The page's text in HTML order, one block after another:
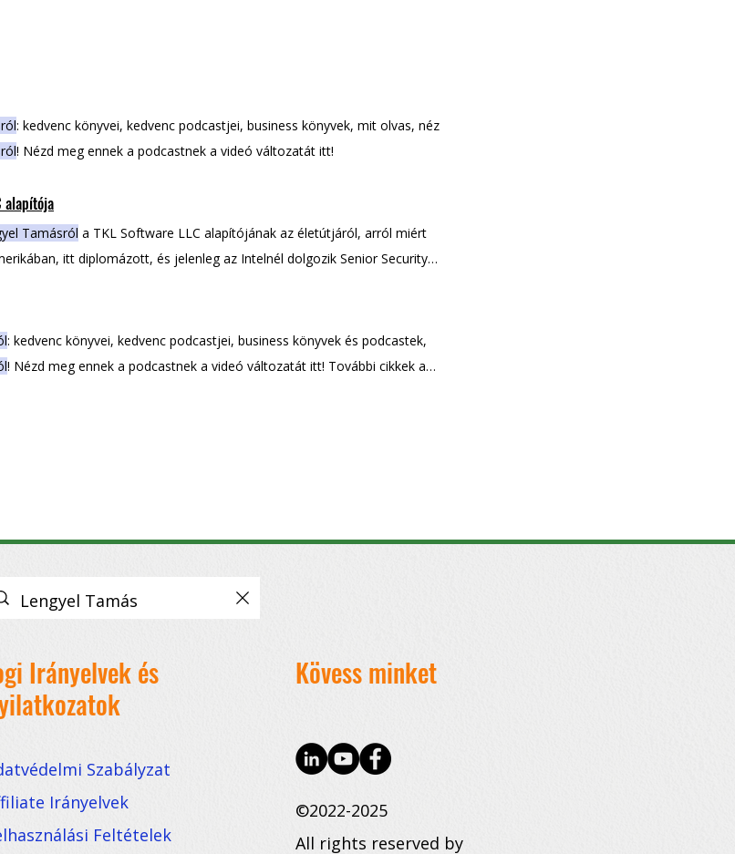
: kedvenc könyvei, kedvenc podcastjei, business könyvek, mit olvas, néz
! Nézd meg ennek a podcastnek a videó változatát itt!
alapítója
Tamásról a TKL Software LLC alapítójának az életútjáról, arról miért
itt diplomázott, és jelenleg az Intelnél dolgozik Senior Security
Tamásról
: kedvenc könyvei, kedvenc podcastjei, business könyvek és podcastek,
! Nézd meg ennek a podcastnek a videó változatát itt! További cikkek a
Irányelvek és
Szabályzat
Irányelvek
Feltételek
Kövess minket
©2022-2025
All rights reserved by